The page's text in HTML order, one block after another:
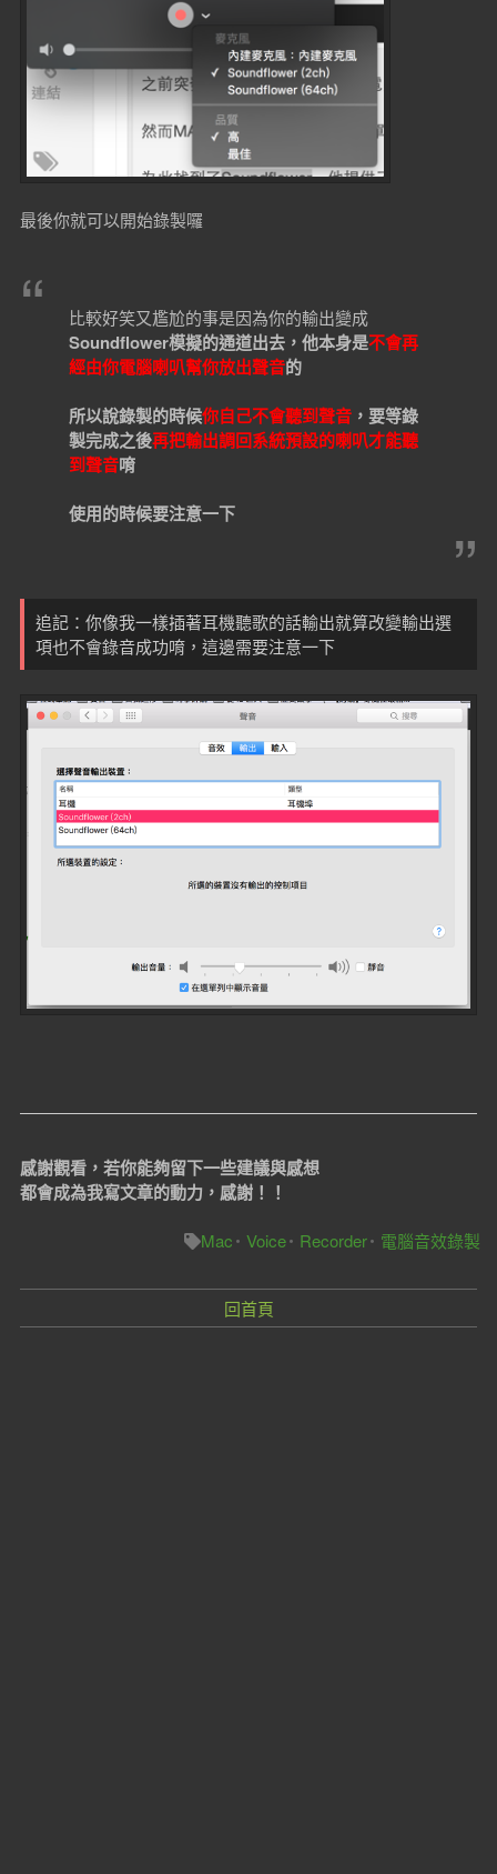
最後你就可以開始錄製囉
比較好笑又尷尬的事是因為你的輸出變成
Soundflower模擬的通道出去，他本身是不會再
經由你電腦喇叭幫你放出聲音的
所以說錄製的時候你自己不會聽到聲音，要等錄
製完成之後再把輸出調回系統預設的喇叭才能聽
到聲音唷
使用的時候要注意一下
追記：你像我一樣插著耳機聽歌的話輸出就算改變輸出選
項也不會錄音成功唷，這邊需要注意一下
感謝觀看，若你能夠留下一些建議與感想
都會成為我寫文章的動力，感謝！！
Mac Voice Recorder 電腦音效錄製
回首頁